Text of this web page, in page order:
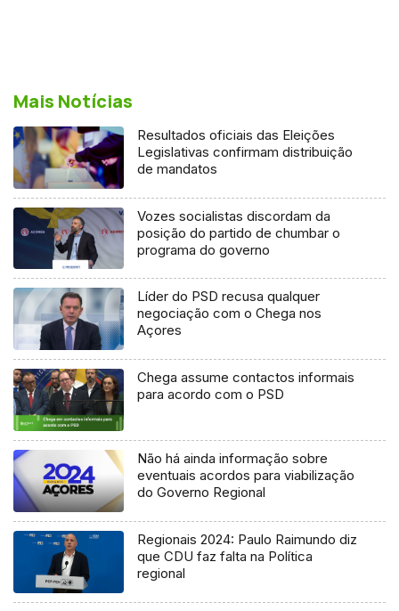
Mais Notícias
Resultados oficiais das Eleições
Legislativas confirmam distribuição
de mandatos
Vozes socialistas discordam da
posição do partido de chumbar o
programa do governo
Líder do PSD recusa qualquer
negociação com o Chega nos
Açores
Chega assume contactos informais
para acordo com o PSD
Não há ainda informação sobre
eventuais acordos para viabilização
do Governo Regional
Regionais 2024: Paulo Raimundo diz
que CDU faz falta na Política
regional